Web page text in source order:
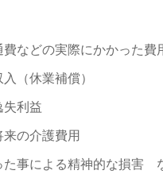
などの実際にかかった費
（休業補償）
失利益
の介護費用
た事による精神的な損害